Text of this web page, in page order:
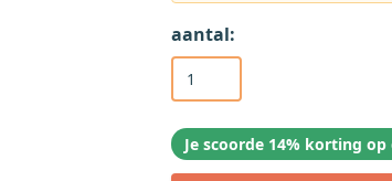
aantal:
Je scoorde 14% korting